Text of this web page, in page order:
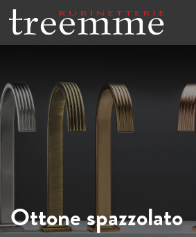
Ottone spazzolato